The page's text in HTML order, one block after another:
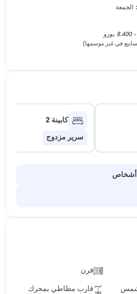
الجمعة
في غير موسمها)
كابينة 2
سرير مزدوج
فرن
قارب مطاطي بمحرك